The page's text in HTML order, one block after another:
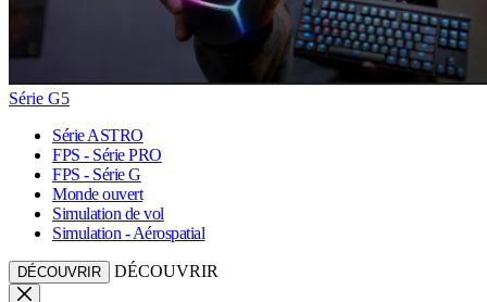
Série G5
Série ASTRO
FPS - Série PRO
FPS - Série G
Monde ouvert
Simulation de vol
Simulation - Aérospatial
DÉCOUVRIR DÉCOUVRIR